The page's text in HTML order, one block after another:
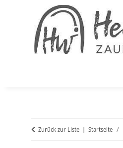
Zurück zur Liste Startseite